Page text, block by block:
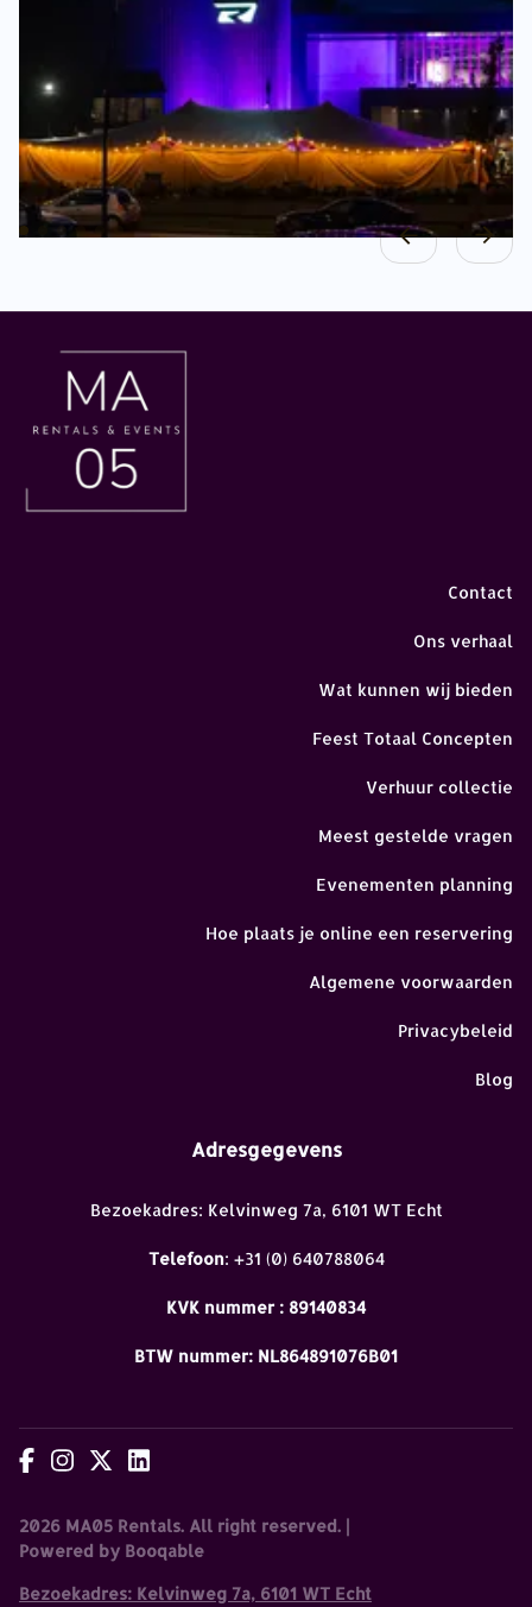
Contact
Ons verhaal
Wat kunnen wij bieden
Feest Totaal Concepten
Verhuur collectie
Meest gestelde vragen
Evenementen planning
Hoe plaats je online een reservering
Algemene voorwaarden
Privacybeleid
Blog
Adresgegevens
Bezoekadres: Kelvinweg 7a, 6101 WT Echt
Telefoon: +31 (0) 640788064
KVK nummer : 89140834
BTW nummer: NL864891076B01
2026 MA05 Rentals. All right reserved. |
Powered by Booqable
Bezoekadres: Kelvinweg 7a, 6101 WT Echt